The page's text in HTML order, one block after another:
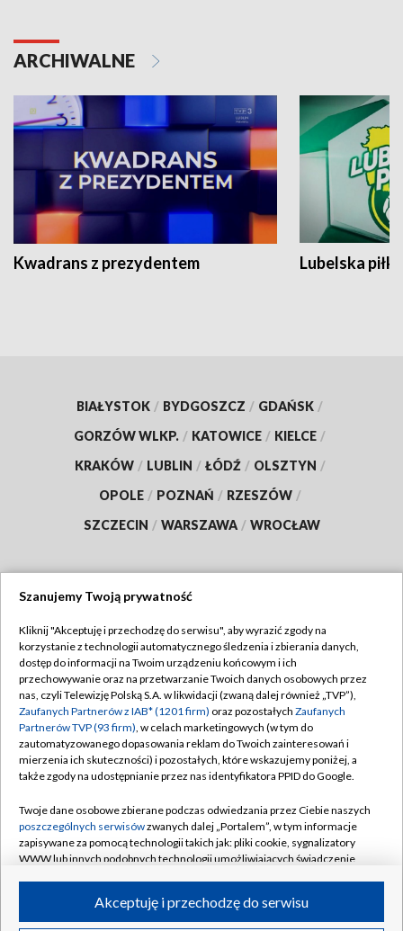
ARCHIWALNE
Kwadrans z prezydentem Lubelska piłka
BIAŁYSTOK / BYDGOSZCZ / GDAŃSK /
GORZÓW WLKP. / KATOWICE / KIELCE /
KRAKÓW / LUBLIN / ŁÓDŹ / OLSZTYN /
OPOLE / POZNAŃ / RZESZÓW /
SZCZECIN / WARSZAWA / WROCŁAW
TVP
Abonament TVP
Emisja w TVP
Centrum informacji TVP
Naziemna Telewizja Cyfrowa
Rada Programowa
System NOS
Informacje o nadawcy
Program dla prasy
Regulamin TVP
Polityka prywatności
Moje zgody
Pomoc
Kontakt
Kanały
Szanujemy Twoją prywatność
Kliknij "Akceptuję i przechodzę do serwisu", aby wyrazić zgody na
korzystanie z technologii automatycznego śledzenia i zbierania danych,
dostęp do informacji na Twoim urządzeniu końcowym i ich
przechowywanie oraz na przetwarzanie Twoich danych osobowych przez
nas, czyli Telewizję Polską S.A. w likwidacji (zwaną dalej również „TVP”),
Zaufanych Partnerów z IAB* (1201 firm) oraz pozostałych Zaufanych
Partnerów TVP (93 firm), w celach marketingowych (w tym do
zautomatyzowanego dopasowania reklam do Twoich zainteresowań i
mierzenia ich skuteczności) i pozostałych, które wskazujemy poniżej, a
także zgody na udostępnianie przez nas identyfikatora PPID do Google.
Twoje dane osobowe zbierane podczas odwiedzania przez Ciebie naszych
poszczególnych serwisówzwanych dalej „Portalem”, w tym informacje
zapisywane za pomocą technologii takich jak: pliki cookie, sygnalizatory
WWW lub innych podobnych technologii umożliwiających świadczenie
ruchu w Internecie.Akceptuję i przechodzę do serwisu